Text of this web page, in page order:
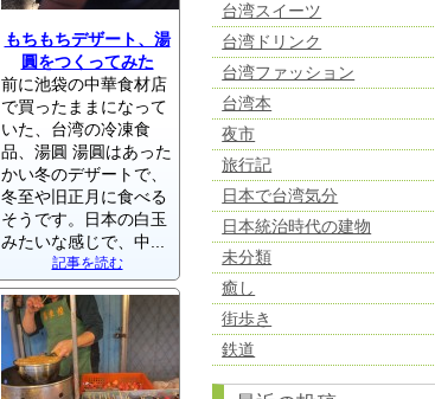
もちもちデザート、湯
圓をつくってみた
前に池袋の中華食材店
で買ったままになって
いた、台湾の冷凍食
品、湯圓 湯圓はあった
かい冬のデザートで、
冬至や旧正月に食べる
そうです。日本の白玉
みたいな感じで、中...
記事を読む
台湾スイーツ
台湾ドリンク
台湾ファッション
台湾本
夜市
旅行記
日本で台湾気分
日本統治時代の建物
未分類
癒し
街歩き
鉄道